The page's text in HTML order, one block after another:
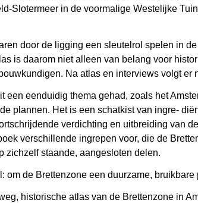
Slotermeer in de voormalige Westelijke
door de ligging een sleutelrol spelen in
is daarom niet alleen van belang voor
Na atlas en interviews volgt
een eenduidig thema gehad, zoals het
plannen. Het is een schatkist van ingre-
verdichting en uitbreiding van
verschillende ingrepen voor, die de
zichzelf staande, aangesloten delen.
om de Brettenzone een duurzame, bruikbare
historische atlas van de Brettenzone in